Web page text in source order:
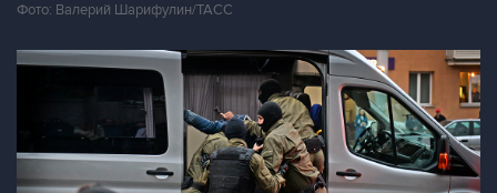
Фото: Валерий Шарифулин/ТАСС